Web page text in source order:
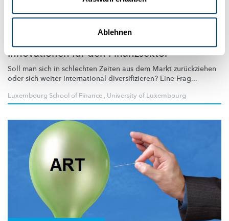
Ablehnen
PORTRAIT EINER FORSCHERIN AN DER LUXEMBOURG SCHOOL
Innovationen für den Finanzsektor
Soll man sich in schlechten Zeiten aus dem Markt zurückziehen
oder sich weiter international diversifizieren? Eine Frag...
Luxembourg School of Finance , University of Luxembourg